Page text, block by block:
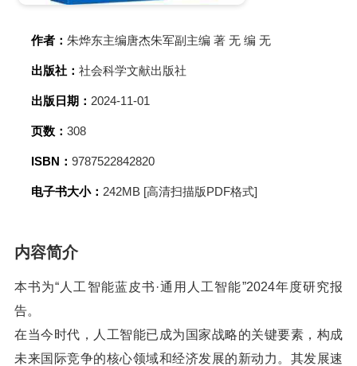
作者： 朱烨东主编唐杰朱军副主编 著 无 编 无
出版社： 社会科学文献出版社
出版日期： 2024-11-01
页数： 308
ISBN： 9787522842820
电子书大小： 242MB [高清扫描版PDF格式]
内容简介
本书为“人工智能蓝皮书·通用人工智能”2024年度研究报
告。
在当今时代，人工智能已成为国家战略的关键要素，构成
未来国际竞争的核心领域和经济发展的新动力。其发展速